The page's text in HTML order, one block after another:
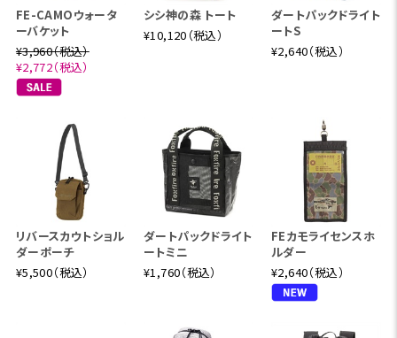
FE-CAMOウォータ
ーバケット
¥3,960（税込）
¥2,772（税込）
シシ神の森 トート
¥10,120（税込）
ダートパックドライト
ートS
¥2,640（税込）
リバースカウトショル
ダーポーチ
¥5,500（税込）
ダートパックドライト
ートミニ
¥1,760（税込）
FEカモライセンスホ
ルダー
¥2,640（税込）